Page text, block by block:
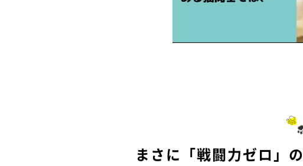
まさに「戦闘力ゼロ」